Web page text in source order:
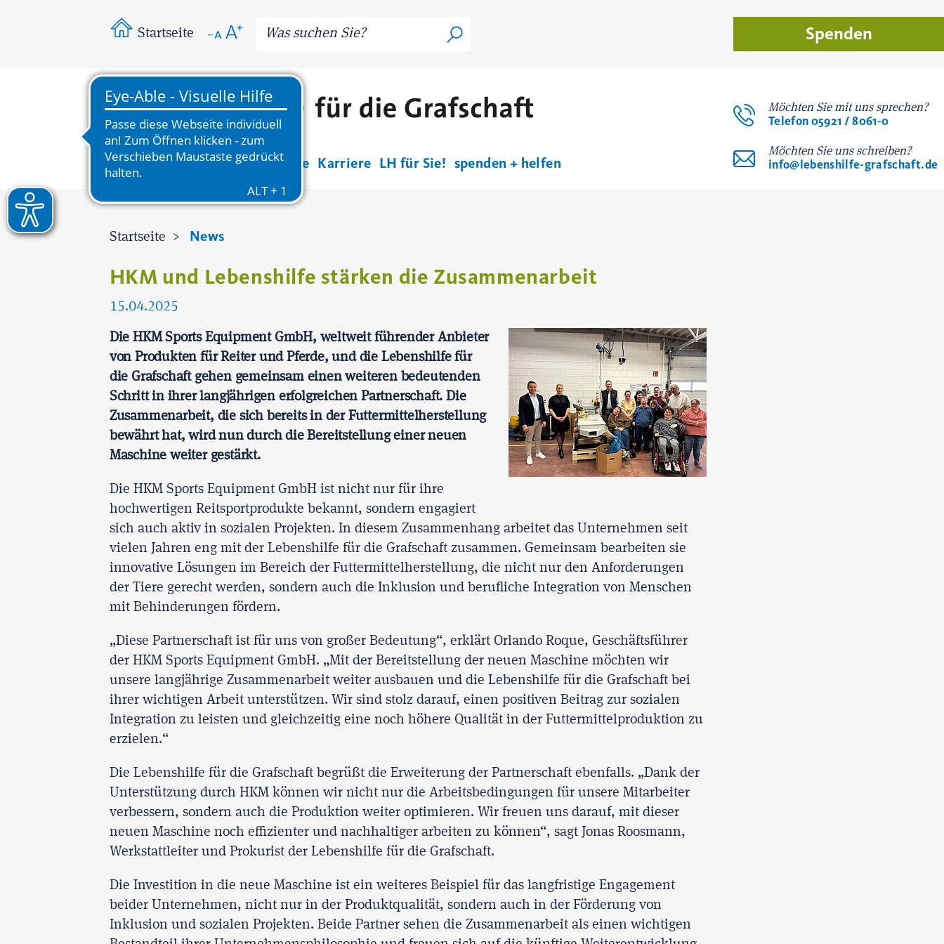
Startseite Spenden
News Wissenswertes Bereiche Karriere LH für Sie! spenden + helfen
Möchten Sie mit uns sprechen?
Telefon 05921 / 8061-0
Möchten Sie uns schreiben?
info@lebenshilfe-grafschaft.de
Startseite News
HKM und Lebenshilfe stärken die Zusammenarbeit
15.04.2025
Die HKM Sports Equipment GmbH, weltweit führender Anbieter
von Produkten für Reiter und Pferde, und die Lebenshilfe für
die Grafschaft gehen gemeinsam einen weiteren bedeutenden
Schritt in ihrer langjährigen erfolgreichen Partnerschaft. Die
Zusammenarbeit, die sich bereits in der Futtermittelherstellung
bewährt hat, wird nun durch die Bereitstellung einer neuen
Maschine weiter gestärkt.
Die HKM Sports Equipment GmbH ist nicht nur für ihre
hochwertigen Reitsportprodukte bekannt, sondern engagiert
sich auch aktiv in sozialen Projekten. In diesem Zusammenhang arbeitet das Unternehmen seit
vielen Jahren eng mit der Lebenshilfe für die Grafschaft zusammen. Gemeinsam bearbeiten sie
innovative Lösungen im Bereich der Futtermittelherstellung, die nicht nur den Anforderungen
der Tiere gerecht werden, sondern auch die Inklusion und berufliche Integration von Menschen
mit Behinderungen fördern.
„Diese Partnerschaft ist für uns von großer Bedeutung“, erklärt Orlando Roque, Geschäftsführer
der HKM Sports Equipment GmbH. „Mit der Bereitstellung der neuen Maschine möchten wir
unsere langjährige Zusammenarbeit weiter ausbauen und die Lebenshilfe für die Grafschaft bei
ihrer wichtigen Arbeit unterstützen. Wir sind stolz darauf, einen positiven Beitrag zur sozialen
Integration zu leisten und gleichzeitig eine noch höhere Qualität in der Futtermittelproduktion zu
erzielen.“
Die Lebenshilfe für die Grafschaft begrüßt die Erweiterung der Partnerschaft ebenfalls. „Dank der
Unterstützung durch HKM können wir nicht nur die Arbeitsbedingungen für unsere Mitarbeiter
verbessern, sondern auch die Produktion weiter optimieren. Wir freuen uns darauf, mit dieser
neuen Maschine noch effizienter und nachhaltiger arbeiten zu können“, sagt Jonas Roosmann,
Werkstattleiter und Prokurist der Lebenshilfe für die Grafschaft.
Die Investition in die neue Maschine ist ein weiteres Beispiel für das langfristige Engagement
beider Unternehmen, nicht nur in der Produktqualität, sondern auch in der Förderung von
Inklusion und sozialen Projekten. Beide Partner sehen die Zusammenarbeit als einen wichtigen